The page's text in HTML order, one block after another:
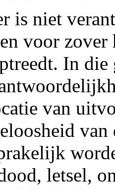
is niet
voor
In
van
letsel,